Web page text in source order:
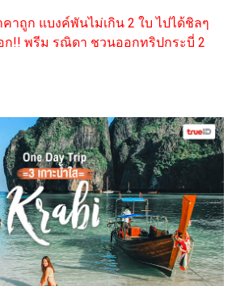
าถูก แบงค์พันไม่เกิน 2 ใบ ไปได้ชิลๆ
ก!! พรีม รณิดา ชวนออกทริปกระบี่ 2